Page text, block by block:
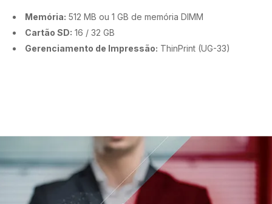
Memória: 512 MB ou 1 GB de memória DIMM
Cartão SD: 16 / 32 GB
Gerenciamento de Impressão: ThinPrint (UG-33)